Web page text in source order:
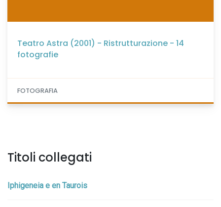
Teatro Astra (2001) - Ristrutturazione - 14
fotografie
FOTOGRAFIA
Titoli collegati
Iphigeneia e en Taurois